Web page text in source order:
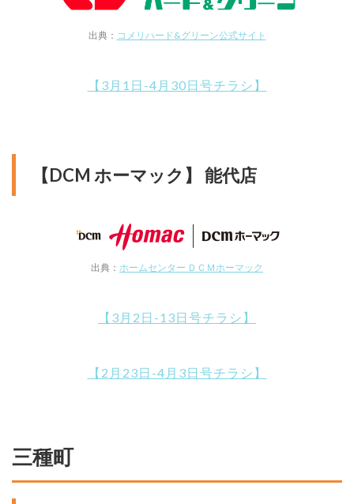
出典： コメリハード&グリーン公式サイト
【3月1日-4月30日号チラシ】
【DCM ホーマック】 能代店
出典： ホームセンター ＤＣＭホーマック
【3月2日-13日号チラシ】
【2月23日-4月3日号チラシ】
三種町